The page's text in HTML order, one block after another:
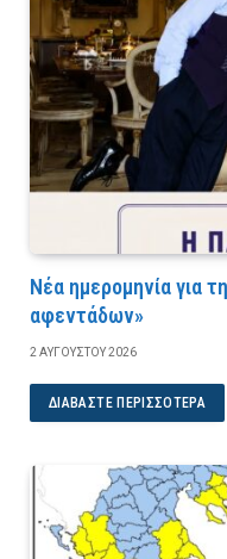
Νέα ημερομηνία για
αφεντάδων»
2 ΑΥΓΟΎΣΤΟΥ 2026
ΔΙΑΒΆΣΤΕ ΠΕΡΙΣΣΌΤΕΡΑ